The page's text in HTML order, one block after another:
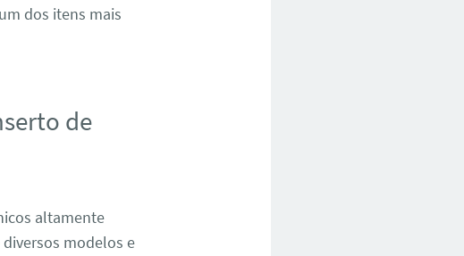
dos itens mais
de
altamente
modelos e